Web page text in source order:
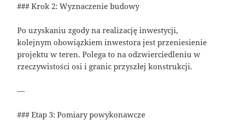
### Krok 2: Wyznaczenie budowy
Po uzyskaniu zgody na realizację inwestycji,
kolejnym obowiązkiem inwestora jest przeniesienie
projektu w teren. Polega to na odzwierciedleniu w
rzeczywistości osi i granic przyszłej konstrukcji.
—
### Etap 3: Pomiary powykonawcze